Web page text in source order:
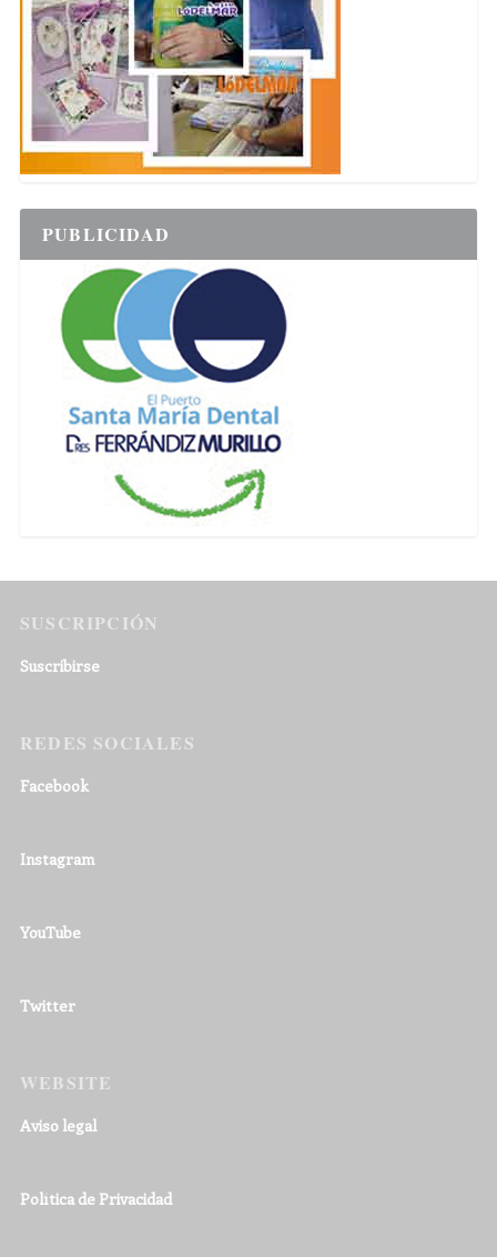
PUBLICIDAD
SUSCRIPCIÓN
Suscribirse
REDES SOCIALES
Facebook
Instagram
YouTube
Twitter
WEBSITE
Aviso legal
Política de Privacidad